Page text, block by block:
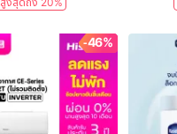
-46%